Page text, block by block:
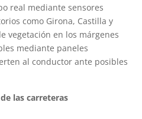
real mediante sensores
como Girona, Castilla y
vegetación en los márgenes
mediante paneles
al conductor ante posibles
las carreteras